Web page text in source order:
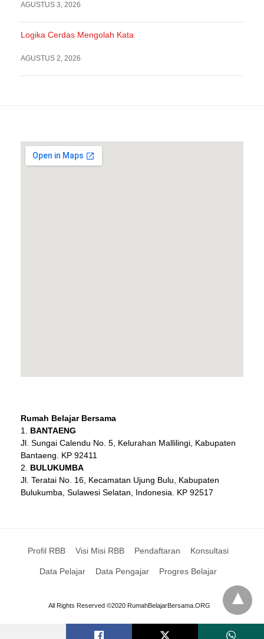
AGUSTUS 3, 2026
Logika Cerdas Mengolah Kata
AGUSTUS 2, 2026
Rumah Belajar Bersama
BANTAENG
Jl. Sungai Calendu No. 5, Kelurahan Mallilingi, Kabupaten
Bantaeng. KP 92411
BULUKUMBA
Jl. Teratai No. 16, Kecamatan Ujung Bulu, Kabupaten
Bulukumba, Sulawesi Selatan, Indonesia. KP 92517
Profil RBB Visi Misi RBB Pendaftaran Konsultasi
Data Pelajar Data Pengajar Progres Belajar
All Rights Reserved ©2020 RumahBelajarBersama.ORG